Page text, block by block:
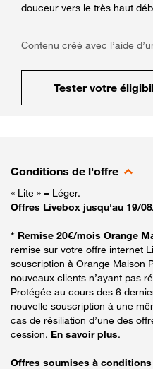
douceur vers le très haut
Contenu créé avec l’aide
Tester votre
Conditions de l'offre
« Lite » = Léger.
Offres Livebox jusqu'au 19/
* Remise 20€/mois Orange
remise sur votre offre internet
souscription à Orange Maison
nouveaux clients n’ayant pas
Protégée au cours des 6
nouvelle souscription à une
cas de résiliation d’une des
cession. En savoir plus.
Offres soumises à